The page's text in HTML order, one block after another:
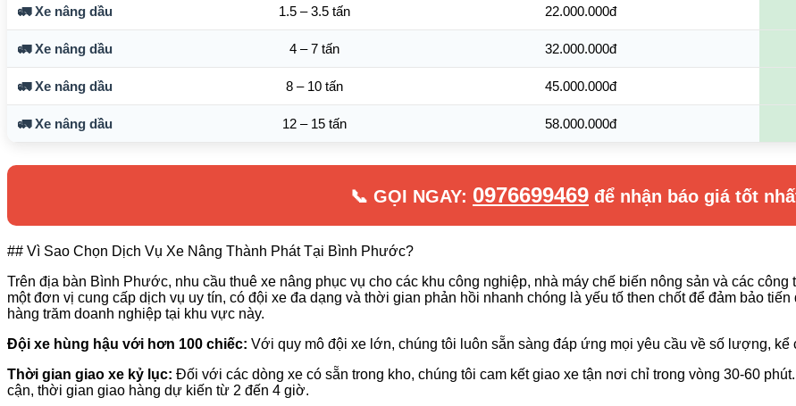
🚛 Xe nâng dầu 1.5 – 3.5 tấn 22.000.000đ
🚛 Xe nâng dầu 4 – 7 tấn 32.000.000đ
🚛 Xe nâng dầu 8 – 10 tấn 45.000.000đ
🚛 Xe nâng dầu 12 – 15 tấn 58.000.000đ
📞 GỌI NGAY: 0976699469 để nhận báo giá tốt
## Vì Sao Chọn Dịch Vụ Xe Nâng Thành Phát Tại Bình Phước?
Trên địa bàn Bình Phước, nhu cầu thuê xe nâng phục vụ cho các khu công nghiệp, nhà máy chế biến nông sản và các
một đơn vị cung cấp dịch vụ uy tín, có đội xe đa dạng và thời gian phản hồi nhanh chóng là yếu tố then chốt để đảm bảo
hàng trăm doanh nghiệp tại khu vực này.
Đội xe hùng hậu với hơn 100 chiếc: Với quy mô đội xe lớn, chúng tôi luôn sẵn sàng đáp ứng mọi yêu cầu về số lượng,
Thời gian giao xe kỷ lục: Đối với các dòng xe có sẵn trong kho, chúng tôi cam kết giao xe tận nơi chỉ trong vòng 30-60
cận, thời gian giao hàng dự kiến từ 2 đến 4 giờ.